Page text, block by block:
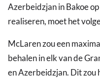
Azerbeidzjan in Bakoe
realiseren, moet het
McLaren zou een
behalen in elk van de
en Azerbeidzjan. Dit zou